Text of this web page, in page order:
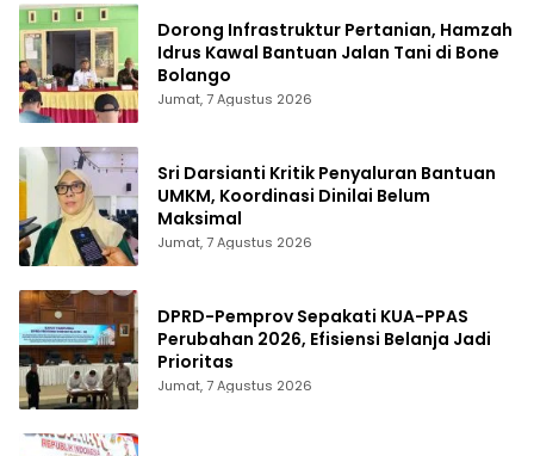
Dorong Infrastruktur Pertanian, Hamzah
Idrus Kawal Bantuan Jalan Tani di Bone
Bolango
Jumat, 7 Agustus 2026
Sri Darsianti Kritik Penyaluran Bantuan
UMKM, Koordinasi Dinilai Belum
Maksimal
Jumat, 7 Agustus 2026
DPRD-Pemprov Sepakati KUA-PPAS
Perubahan 2026, Efisiensi Belanja Jadi
Prioritas
Jumat, 7 Agustus 2026